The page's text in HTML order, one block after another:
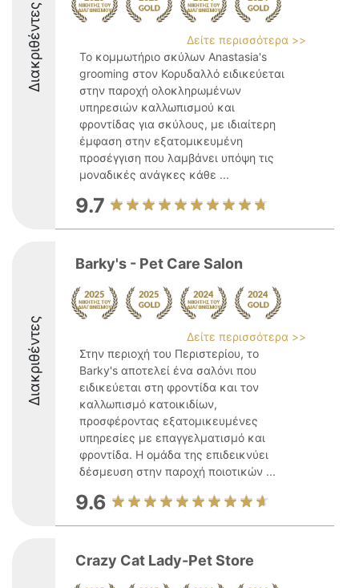
Διακριθέντες
Δείτε περισσότερα >>
Το κομμωτήριο σκύλων Anastasia's
grooming στον Κορυδαλλό ειδικεύεται
στην παροχή ολοκληρωμένων
υπηρεσιών καλλωπισμού και
φροντίδας για σκύλους, με ιδιαίτερη
έμφαση στην εξατομικευμένη
προσέγγιση που λαμβάνει υπόψη τις
μοναδικές ανάγκες κάθε ...
9.7
Διακριθέντες
Barky's - Pet Care Salon
Δείτε περισσότερα >>
Στην περιοχή του Περιστερίου, το
Barky's αποτελεί ένα σαλόνι που
ειδικεύεται στη φροντίδα και τον
καλλωπισμό κατοικιδίων,
προσφέροντας εξατομικευμένες
υπηρεσίες με επαγγελματισμό και
φροντίδα. Η ομάδα της επιδεικνύει
δέσμευση στην παροχή ποιοτικών ...
9.6
Crazy Cat Lady-Pet Store